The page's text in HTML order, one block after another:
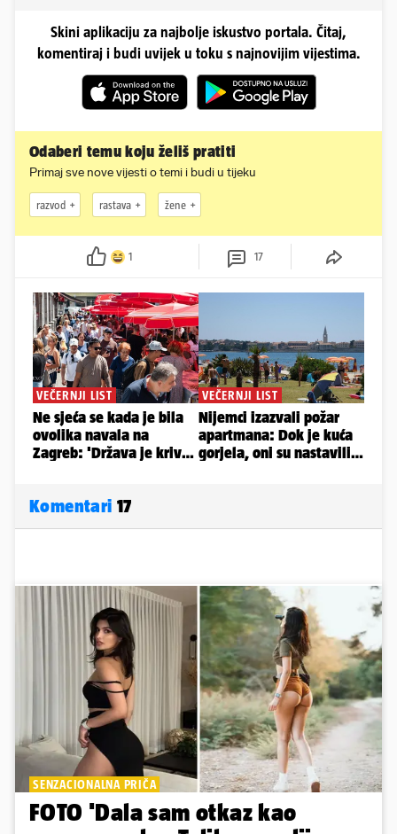
Skini aplikaciju za najbolje iskustvo portala. Čitaj,
komentiraj i budi uvijek u toku s najnovijim vijestima.
Odaberi temu koju želiš pratiti
Primaj sve nove vijesti o temi i budi u tijeku
razvod rastava žene
1 17
Komentari 17
SENZACIONALNA PRIČA
FOTO 'Dala sam otkaz kao